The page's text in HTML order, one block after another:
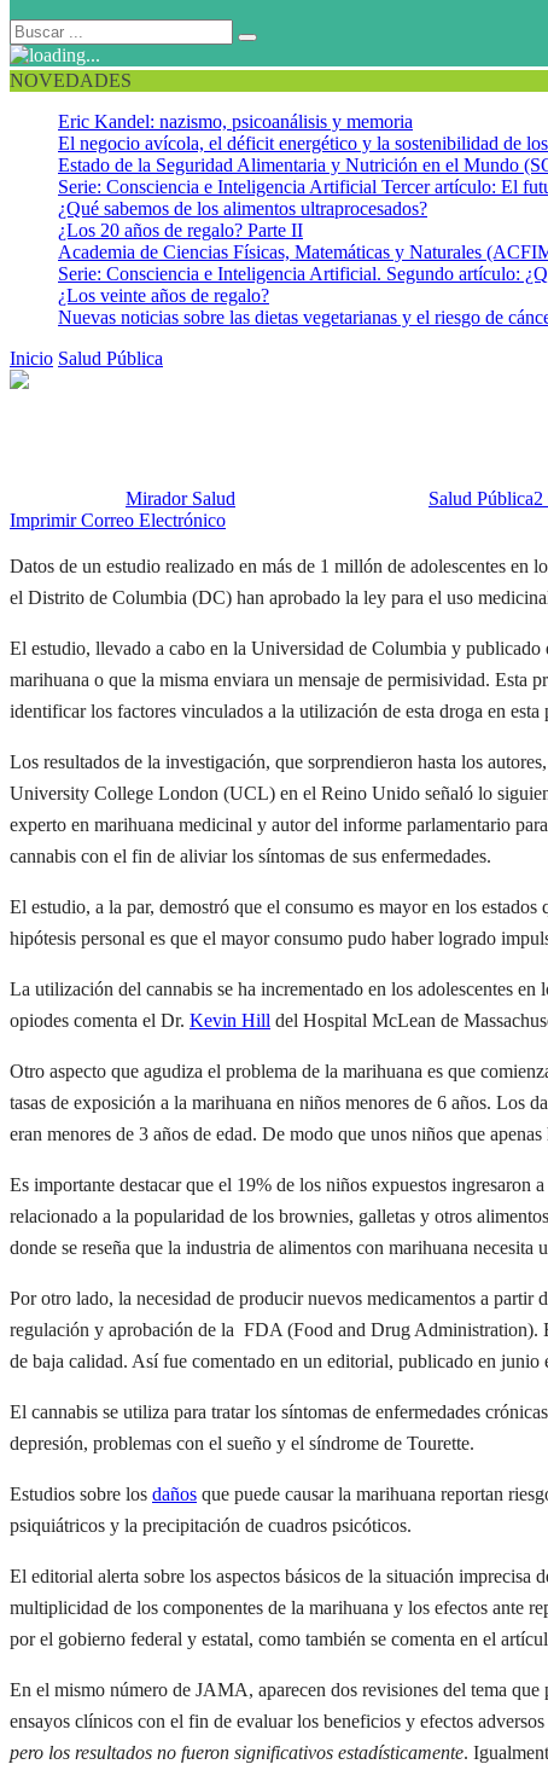
NOVEDADES
Eric Kandel: nazismo, psicoanálisis y memoria
El negocio avícola, el déficit energético y la sostenibilidad de
Estado de la Seguridad Alimentaria y Nutrición en el Mundo
Serie: Consciencia e Inteligencia Artificial Tercer artículo: El
¿Qué sabemos de los alimentos ultraprocesados?
¿Los 20 años de regalo? Parte II
Academia de Ciencias Físicas, Matemáticas y Naturales
Serie: Consciencia e Inteligencia Artificial. Segundo artículo:
¿Los veinte años de regalo?
Nuevas noticias sobre las dietas vegetarianas y el riesgo de
Inicio Salud Pública
Mirador Salud Salud Pública2
Imprimir Correo Electrónico
Datos de un estudio realizado en más de 1 millón de adolescentes en
el Distrito de Columbia (DC) han aprobado la ley para el uso
El estudio, llevado a cabo en la Universidad de Columbia y publicado
marihuana o que la misma enviara un mensaje de permisividad. Esta
identificar los factores vinculados a la utilización de esta droga en esta
Los resultados de la investigación, que sorprendieron hasta los
University College London (UCL) en el Reino Unido señaló lo
experto en marihuana medicinal y autor del informe parlamentario
cannabis con el fin de aliviar los síntomas de sus enfermedades.
El estudio, a la par, demostró que el consumo es mayor en los
hipótesis personal es que el mayor consumo pudo haber logrado
La utilización del cannabis se ha incrementado en los adolescentes
opiodes comenta el Dr. Kevin Hill del Hospital McLean de
Otro aspecto que agudiza el problema de la marihuana es que
tasas de exposición a la marihuana en niños menores de 6 años. Los
eran menores de 3 años de edad. De modo que unos niños que
Es importante destacar que el 19% de los niños expuestos ingresaron
relacionado a la popularidad de los brownies, galletas y otros
donde se reseña que la industria de alimentos con marihuana
Por otro lado, la necesidad de producir nuevos medicamentos a partir
regulación y aprobación de la FDA (Food and Drug Administration).
de baja calidad. Así fue comentado en un editorial, publicado en
El cannabis se utiliza para tratar los síntomas de enfermedades
depresión, problemas con el sueño y el síndrome de Tourette.
Estudios sobre los daños que puede causar la marihuana reportan
psiquiátricos y la precipitación de cuadros psicóticos.
El editorial alerta sobre los aspectos básicos de la situación imprecisa
multiplicidad de los componentes de la marihuana y los efectos ante
por el gobierno federal y estatal, como también se comenta en el
En el mismo número de JAMA, aparecen dos revisiones del tema
ensayos clínicos con el fin de evaluar los beneficios y efectos
pero los resultados no fueron significativos estadísticamente.